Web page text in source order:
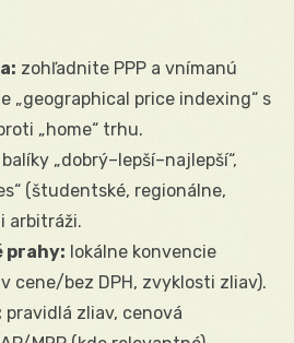
zohľadnite PPP a vnímanú
„geographical price indexing“ s
„home“ trhu.
balíky „dobrý–lepší–najlepší“,
(študentské, regionálne,
arbitráži.
prahy: lokálne konvencie
cene/bez DPH, zvyklosti zliav).
pravidlá zliav, cenová